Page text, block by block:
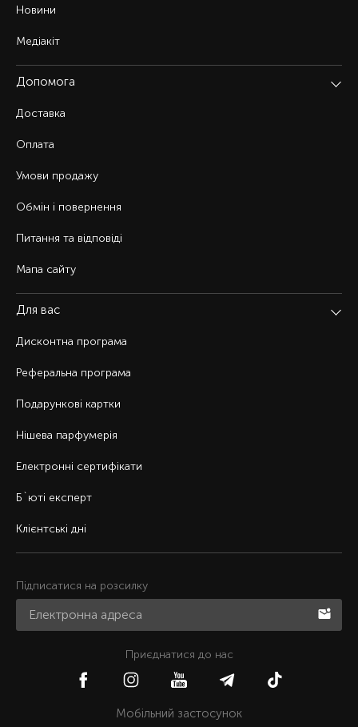
Новини
Медіакіт
Допомога
Доставка
Оплата
Умови продажу
Обмін і повернення
Питання та відповіді
Мапа сайту
Для вас
Дисконтна програма
Реферальна програма
Подарункові картки
Нішева парфумерія
Електронні сертифікати
Б`юті експерт
Клієнтські дні
Підписатися на розсилку
Приєднатися до нас
Мобільний застосунок